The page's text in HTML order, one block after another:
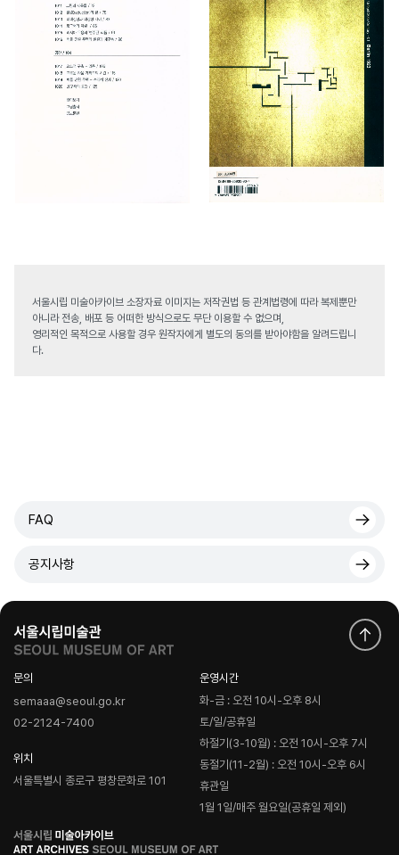
서울시립 미술아카이브 소장자료 이미지는 저작권법 등 관계법령에 따라 복제뿐만
아니라 전송, 배포 등 어떠한 방식으로도 무단 이용할 수 없으며,
영리적인 목적으로 사용할 경우 원작자에게 별도의 동의를 받아야함을 알려드립니
다.
FAQ
공지사항
문의
semaaa@seoul.go.kr
02-2124-7400
위치
서울특별시 종로구 평창문화로 101
운영시간
화-금 : 오전 10시-오후 8시
토/일/공휴일
하절기(3-10월) : 오전 10시-오후 7시
동절기(11-2월) : 오전 10시-오후 6시
휴관일
1월 1일/매주 월요일(공휴일 제외)
로
고